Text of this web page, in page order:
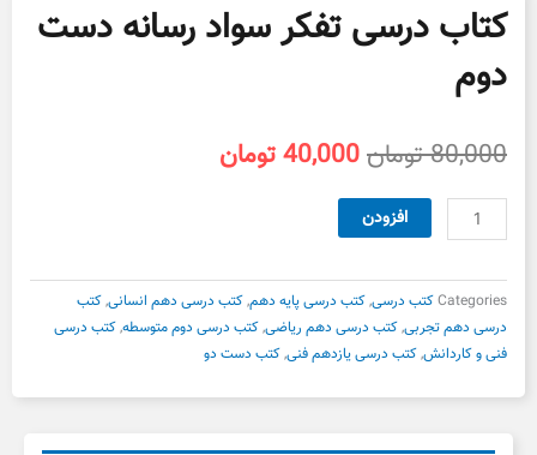
کتاب درسی تفکر سواد رسانه دست
دوم
80,000تومانقیمت
بود.
40,000تومان
کتاب
درسی
سواد
رسانه
دست
دوم
عدد
افزودن
Categoriesکتب درسی,کتب درسی پایه دهم,کتب درسی دهم انسانی,کتب
درسی دهم تجربی,کتب درسی دهم ریاضی,کتب درسی دوم متوسطه,کتب درسی
فنی و کاردانش,کتب درسی یازدهم فنی,کتب دست دو